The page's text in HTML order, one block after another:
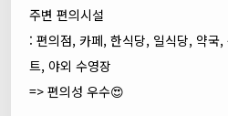
주변 편의시설
: 편의점, 카페, 한식당, 일식당, 약국
트, 야외 수영장
=> 편의성 우수😍